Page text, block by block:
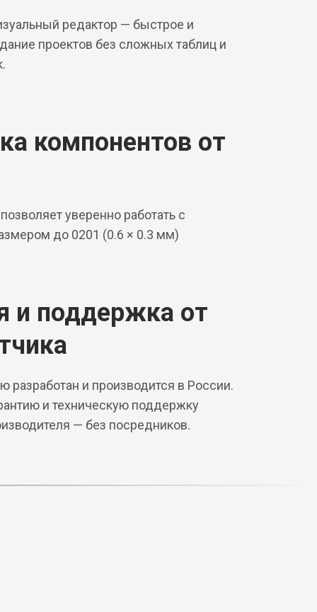
редактор — быстрое и
проектов без сложных таблиц и
компонентов от
уверенно работать с
до 0201 (0.6 × 0.3 мм)
и поддержка от
разработан и производится в России.
и техническую поддержку
— без посредников.